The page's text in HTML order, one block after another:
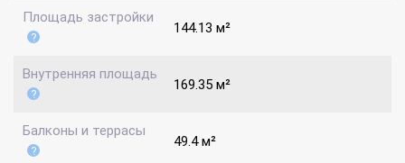
Площадь застройки
144.13 м²
Внутренняя площадь
169.35 м²
Балконы и террасы
49.4 м²